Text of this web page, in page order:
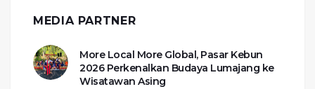
MEDIA PARTNER
More Local More Global, Pasar Kebun
2026 Perkenalkan Budaya Lumajang ke
Wisatawan Asing